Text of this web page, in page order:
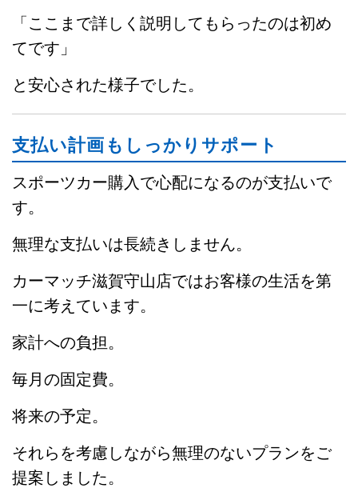
「ここまで詳しく説明してもらったのは初め
てです」
と安心された様子でした。
支払い計画もしっかりサポート
スポーツカー購入で心配になるのが支払いで
す。
無理な支払いは長続きしません。
カーマッチ滋賀守山店ではお客様の生活を第
一に考えています。
家計への負担。
毎月の固定費。
将来の予定。
それらを考慮しながら無理のないプランをご
提案しました。